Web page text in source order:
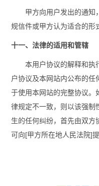
甲方向用户发出的通知
规信件或甲方认为适合的形
十一、法律的适用和管辖
本用户协议的解释和执
户协议及本网站内公布的任
于使用本网站的完整协议。
律规定不一致，则以该强制
生的任何纠纷，首先由双方
可向[甲方所在地人民法院]提